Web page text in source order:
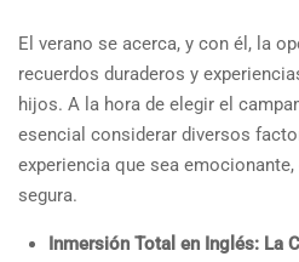
El verano se acerca, y con él, la
recuerdos duraderos y
hijos. A la hora de elegir el
esencial considerar diversos
experiencia que sea
segura.
Inmersión Total en Inglés: La